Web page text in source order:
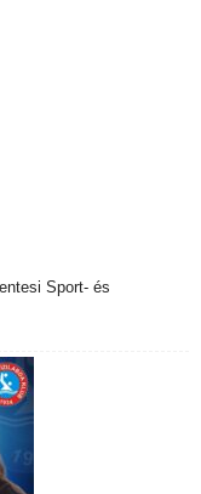
Sport- és